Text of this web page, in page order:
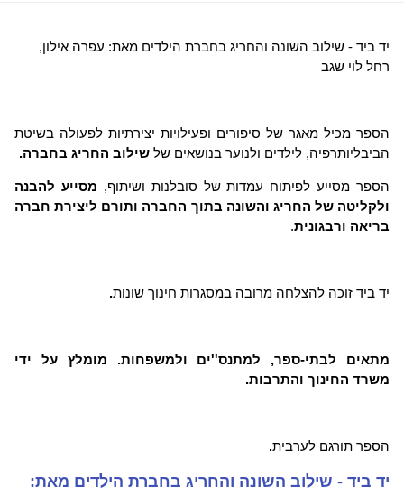
יד ביד - שילוב השונה והחריג בחברת הילדים מאת: עפרה אילון,
רחל לוי שגב
הספר מכיל מאגר של סיפורים ופעילויות יצירתיות לפעולה בשיטת
הביבליותרפיה, לילדים ולנוער בנושאים של שילוב החריג בחברה.
הספר מסייע לפיתוח עמדות של סובלנות ושיתוף, מסייע להבנה
ולקליטה של החריג והשונה בתוך החברה ותורם ליצירת חברה
בריאה ורבגונית.
יד ביד זוכה להצלחה מרובה במסגרות חינוך שונות.
מתאים לבתי-ספר, למתנס''ים ולמשפחות. מומלץ על ידי
משרד החינוך והתרבות.
הספר תורגם לערבית.
יד ביד - שילוב השונה והחריג בחברת הילדים מאת: